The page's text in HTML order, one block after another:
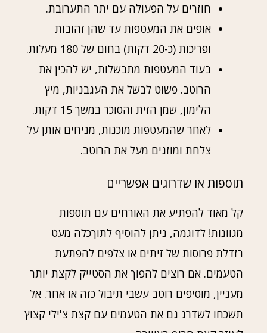
חוזרים על הפעולה עם יתר התערובת.
אופים את המעטפות עד שהן זהובות
ופריכות (כ-20 דקות) בחום של 180 מעלות.
בעוד המעטפות מתבשלות, יש להכין את
הרוטב. פשוט לבשל את העגבניות, מיץ
הלימון, שמן הזית והסוכר במשך 15 דקות.
לאחר שהמעטפות מוכנות, מניחים אותן על
צלחת ומוזגים מעל את הרוטב.
תוספות או שדרוגים אפשריים
קל מאוד להפתיע את האורחים עם תוספות
מגוונות! לדוגמה, ניתן להוסיף לתוךכלה מעט
רזדלת פרוסות של זיתים או צלפים להפתעת
הטעמים. אם רוצים להפוך את הסטייק לקצת יותר
מעניין, מוסיפים רוטב עשבי תיבול כזה או אחר. אל
תשכחו לשדרג גם את הטעמים עם קצת צ'ילי קצוץ